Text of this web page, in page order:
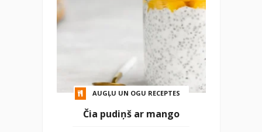
AUGĻU UN OGU RECEPTES
Čia pudiņš ar mango